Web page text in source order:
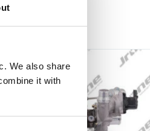
We also share
it with